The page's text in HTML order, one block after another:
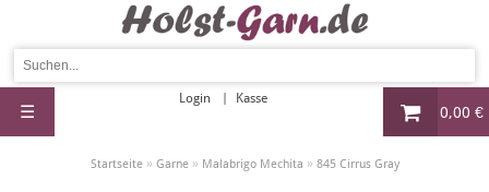
0,00 €
Login Kasse
☰
Startseite» Garne» Malabrigo Mechita » 845 Cirrus Gray